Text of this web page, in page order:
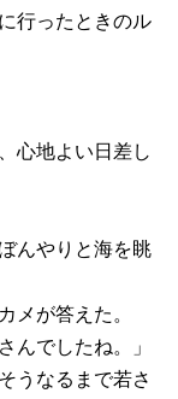
行ったときのル
心地よい日差し
んやりと海を眺
メが答えた。
んでしたね。」
うなるまで若さ